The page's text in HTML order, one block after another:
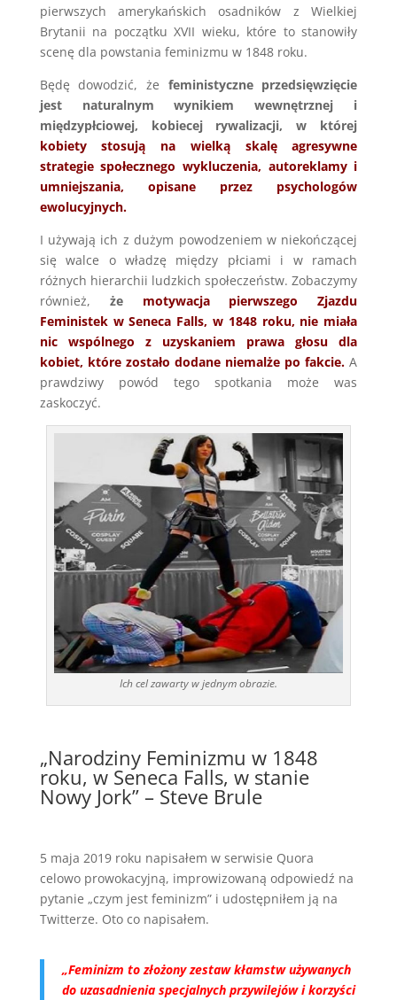
pierwszych amerykańskich osadników z Wielkiej
Brytanii na początku XVII wieku, które to stanowiły
scenę dla powstania feminizmu w 1848 roku.
Będę dowodzić, że feministyczne przedsięwzięcie
jest naturalnym wynikiem wewnętrznej i
międzypłciowej, kobiecej rywalizacji, w której
kobiety stosują na wielką skalę agresywne
strategie społecznego wykluczenia, autoreklamy i
umniejszania, opisane przez psychologów
ewolucyjnych.
I używają ich z dużym powodzeniem w niekończącej
się walce o władzę między płciami i w ramach
różnych hierarchii ludzkich społeczeństw. Zobaczymy
również, że motywacja pierwszego Zjazdu
Feministek w Seneca Falls, w 1848 roku, nie miała
nic wspólnego z uzyskaniem prawa głosu dla
kobiet, które zostało dodane niemalże po fakcie.A
prawdziwy powód tego spotkania może was
zaskoczyć.
Ich cel zawarty w jednym obrazie.
„Narodziny Feminizmu w 1848
roku, w Seneca Falls, w stanie
Nowy Jork” – Steve Brule
5 maja 2019 roku napisałem w serwisie Quora
celowo prowokacyjną, improwizowaną odpowiedź na
pytanie „czym jest feminizm” i udostępniłem ją na
Twitterze. Oto co napisałem.
„Feminizm to złożony zestaw kłamstw używanych
do uzasadnienia specjalnych przywilejów i korzyści